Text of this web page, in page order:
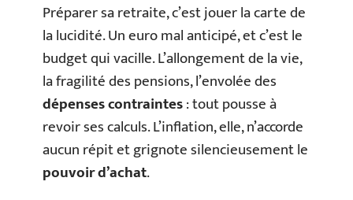
Préparer sa retraite, c’est jouer la carte de
la lucidité. Un euro mal anticipé, et c’est le
budget qui vacille. L’allongement de la vie,
la fragilité des pensions, l’envolée des
dépenses contraintes: tout pousse à
revoir ses calculs. L’inflation, elle, n’accorde
aucun répit et grignote silencieusement le
pouvoir d’achat.